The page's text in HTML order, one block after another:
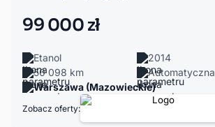
99 000 zł
Etanol
2014
50 098 km
Automatyczna
Warszawa (Mazowieckie)
Zobacz oferty: